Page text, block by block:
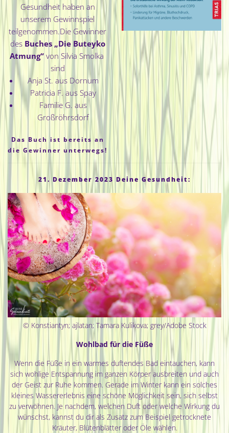
Gesundheit haben an
unserem Gewinnspiel
teilgenommen.Die Gewinner
des Buches „Die Buteyko
Atmung“ von Silvia Smolka
sind
Anja St. aus Dornum
Patricia F. aus Spay
Familie G. aus
Großröhrsdorf
Das Buch ist bereits an
die Gewinner unterwegs!
21. Dezember 2023 Deine Gesundheit:
© Konstiantyn; ajlatan; Tamara Kulikova; grey/Adobe Stock
Wohlbad für die Füße
Wenn die Füße in ein warmes duftendes Bad eintauchen, kann
sich wohlige Entspannung im ganzen Körper ausbreiten und auch
der Geist zur Ruhe kommen. Gerade im Winter kann ein solches
kleines Wassererlebnis eine schöne Möglichkeit sein, sich selbst
zu verwöhnen. Je nachdem, welchen Duft oder welche Wirkung du
wünschst, kannst du dir als Zusatz zum Beispiel getrocknete
Kräuter, Blütenblätter oder Öle wählen.